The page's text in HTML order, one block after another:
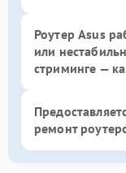
Роутер Asus
или
стриминге —
ремонт